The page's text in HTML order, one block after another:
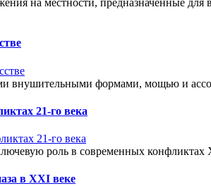
на местности, предназначенные для
внушительными формами, мощью и
21-го века
роль в современных конфликтах
в XXI веке